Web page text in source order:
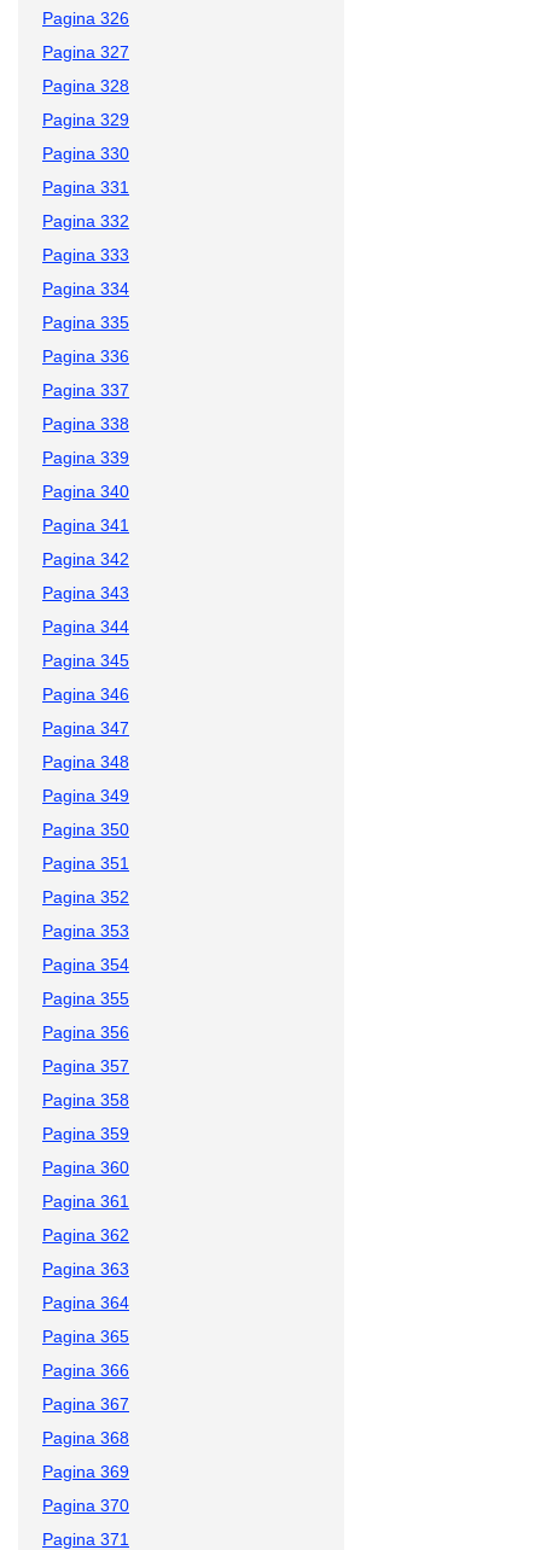
Pagina 326
Pagina 327
Pagina 328
Pagina 329
Pagina 330
Pagina 331
Pagina 332
Pagina 333
Pagina 334
Pagina 335
Pagina 336
Pagina 337
Pagina 338
Pagina 339
Pagina 340
Pagina 341
Pagina 342
Pagina 343
Pagina 344
Pagina 345
Pagina 346
Pagina 347
Pagina 348
Pagina 349
Pagina 350
Pagina 351
Pagina 352
Pagina 353
Pagina 354
Pagina 355
Pagina 356
Pagina 357
Pagina 358
Pagina 359
Pagina 360
Pagina 361
Pagina 362
Pagina 363
Pagina 364
Pagina 365
Pagina 366
Pagina 367
Pagina 368
Pagina 369
Pagina 370
Pagina 371